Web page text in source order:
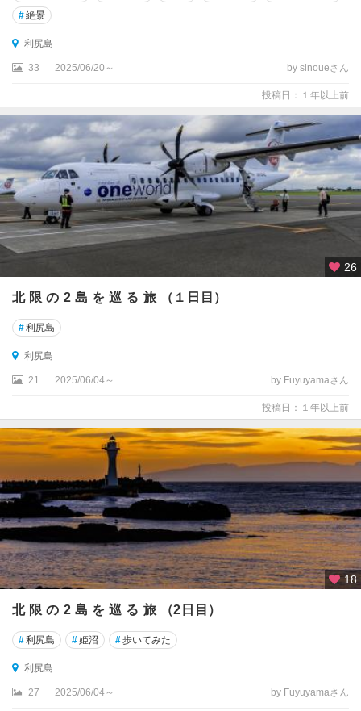
#絶景
利尻島
33 2025/06/20～ by sinoueさん
投稿日：１年以上前
26
北 限 の 2 島 を 巡 る 旅 （１日目）
#利尻島
利尻島
21 2025/06/04～ by Fuyuyamaさん
投稿日：１年以上前
18
北 限 の 2 島 を 巡 る 旅 （2日目）
#利尻島 #姫沼 #歩いてみた
利尻島
27 2025/06/04～ by Fuyuyamaさん